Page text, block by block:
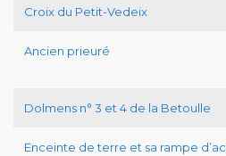
Croix du Petit-Vedeix
Ancien prieuré
Dolmens n° 3 et 4 de la Betoulle
Enceinte de terre et sa rampe